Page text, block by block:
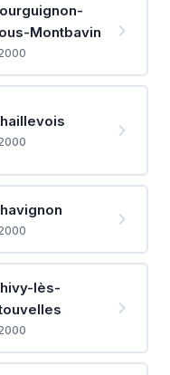
Montbavin
lès-